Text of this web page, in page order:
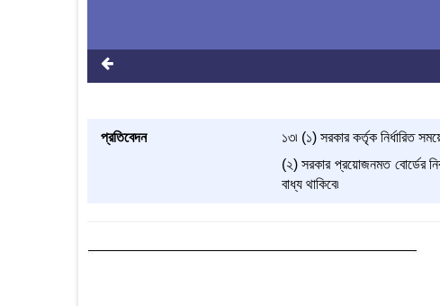
প্রতিবেদন
১৩৷ (১) সরকার কর্তৃক নির্ধারিত
(২) সরকার প্রয়োজনমত বোর্ডের
বাধ্য থাকিবে৷